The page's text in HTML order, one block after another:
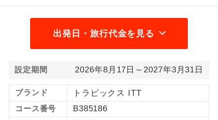
出発日・旅行代金を見る
設定期間 2026年8月17日～2027年3月31日
ブランド トラピックス ITT
コース番号 B385186
画にとても便利です。
ホテル指定
す。
ス2席利用
す。